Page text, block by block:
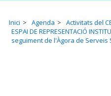
Inici Agenda
Activitats del
ESPAI DE REPRESENTACIÓ
seguiment de l'Àgora de Serveis